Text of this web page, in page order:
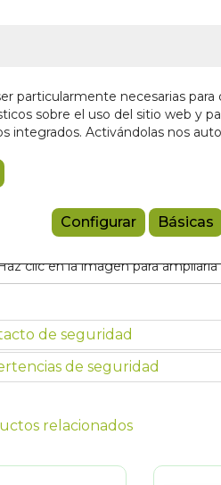
particularmente necesarias
sobre el uso del sitio web y
integrados. Activándolas nos
Configurar Básicas
clic en la imagen para ampliarla
de seguridad
de seguridad
relacionados